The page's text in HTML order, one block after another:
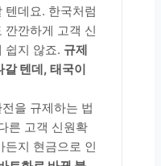
텐데요. 한국처럼
깐깐하게 고객 신
쉽지 않죠. 규제
갈 텐데, 태국이
을 규제하는 법
른 고객 신원확
든지 현금으로 인